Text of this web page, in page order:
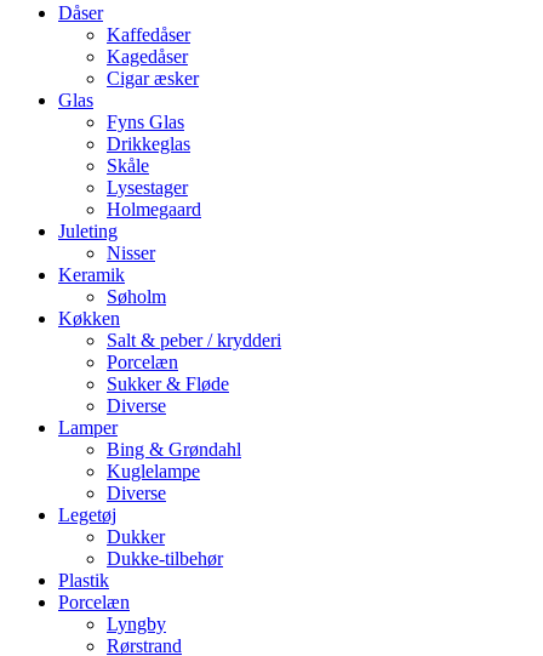
Dåser
Kaffedåser
Kagedåser
Cigar æsker
Glas
Fyns Glas
Drikkeglas
Skåle
Lysestager
Holmegaard
Juleting
Nisser
Keramik
Søholm
Køkken
Salt & peber / krydderi
Porcelæn
Sukker & Fløde
Diverse
Lamper
Bing & Grøndahl
Kuglelampe
Diverse
Legetøj
Dukker
Dukke-tilbehør
Plastik
Porcelæn
Lyngby
Rørstrand